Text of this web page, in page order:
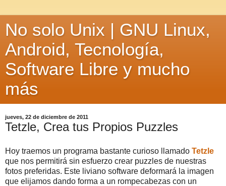
No solo Unix | GNU Linux,
Android, Tecnología,
Software Libre y mucho
más
jueves, 22 de diciembre de 2011
Tetzle, Crea tus Propios Puzzles
Hoy traemos un programa bastante curioso llamado Tetzle
que nos permitirá sin esfuerzo crear puzzles de nuestras
fotos preferidas. Este liviano software deformará la imagen
que elijamos dando forma a un rompecabezas con un